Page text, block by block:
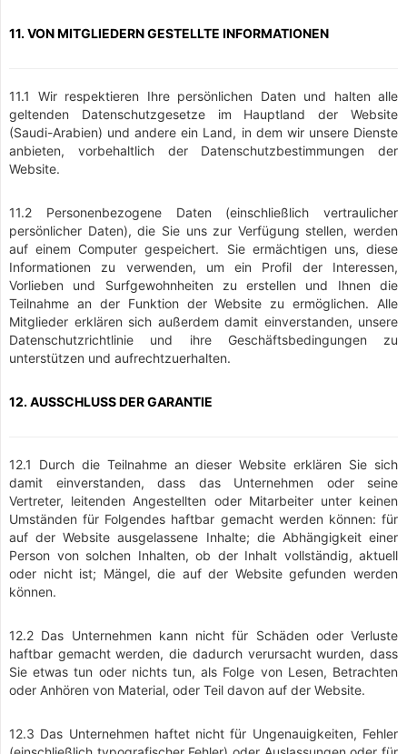
11. VON MITGLIEDERN GESTELLTE INFORMATIONEN
11.1 Wir respektieren Ihre persönlichen Daten und halten alle
geltenden Datenschutzgesetze im Hauptland der Website
(Saudi-Arabien) und andere ein Land, in dem wir unsere Dienste
anbieten, vorbehaltlich der Datenschutzbestimmungen der
Website.
11.2 Personenbezogene Daten (einschließlich vertraulicher
persönlicher Daten), die Sie uns zur Verfügung stellen, werden
auf einem Computer gespeichert. Sie ermächtigen uns, diese
Informationen zu verwenden, um ein Profil der Interessen,
Vorlieben und Surfgewohnheiten zu erstellen und Ihnen die
Teilnahme an der Funktion der Website zu ermöglichen. Alle
Mitglieder erklären sich außerdem damit einverstanden, unsere
Datenschutzrichtlinie und ihre Geschäftsbedingungen zu
unterstützen und aufrechtzuerhalten.
12. AUSSCHLUSS DER GARANTIE
12.1 Durch die Teilnahme an dieser Website erklären Sie sich
damit einverstanden, dass das Unternehmen oder seine
Vertreter, leitenden Angestellten oder Mitarbeiter unter keinen
Umständen für Folgendes haftbar gemacht werden können: für
auf der Website ausgelassene Inhalte; die Abhängigkeit einer
Person von solchen Inhalten, ob der Inhalt vollständig, aktuell
oder nicht ist; Mängel, die auf der Website gefunden werden
können.
12.2 Das Unternehmen kann nicht für Schäden oder Verluste
haftbar gemacht werden, die dadurch verursacht wurden, dass
Sie etwas tun oder nichts tun, als Folge von Lesen, Betrachten
oder Anhören von Material, oder Teil davon auf der Website.
12.3 Das Unternehmen haftet nicht für Ungenauigkeiten, Fehler